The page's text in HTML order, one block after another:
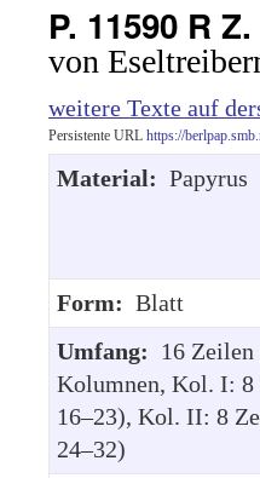
springen
P. 11590 R
von
weitere Texte auf
Persistente URL https://
Material: Papyrus
Form: Blatt
Umfang: 16 Zeilen
Kolumnen, Kol. I: 8
16–23), Kol. II: 8
24–32)